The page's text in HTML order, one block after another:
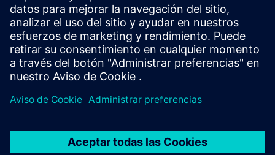
friendly authorization to improve process reliability
and efficiency.